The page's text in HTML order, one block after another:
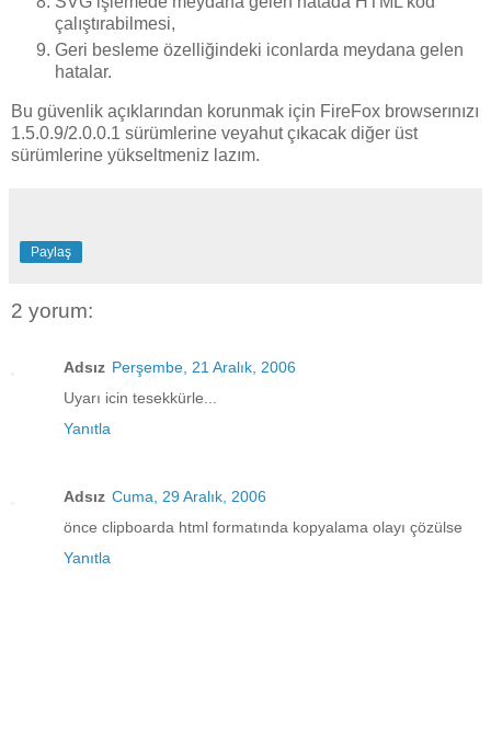
çalıştırabilmesi,
Geri besleme özelliğindeki iconlarda meydana gelen
hatalar.
Bu güvenlik açıklarından korunmak için FireFox browserınızı
1.5.0.9/2.0.0.1 sürümlerine veyahut çıkacak diğer üst
sürümlerine yükseltmeniz lazım.
Paylaş
2 yorum:
Adsız Perşembe, 21 Aralık, 2006
Uyarı icin tesekkürle...
Yanıtla
Adsız Cuma, 29 Aralık, 2006
önce clipboarda html formatında kopyalama olayı çözülse
Yanıtla